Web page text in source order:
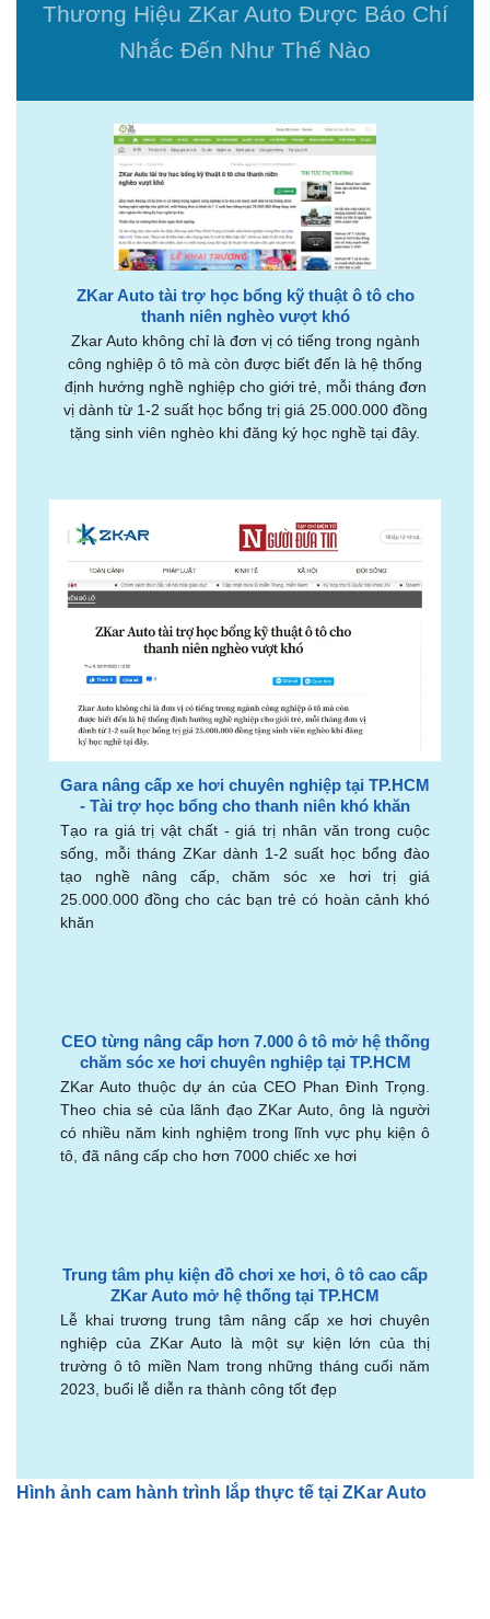
Thương Hiệu ZKar Auto Được Báo Chí
Nhắc Đến Như Thế Nào
ZKar Auto tài trợ học bổng kỹ thuật ô tô cho
thanh niên nghèo vượt khó
Zkar Auto không chỉ là đơn vị có tiếng trong ngành
công nghiệp ô tô mà còn được biết đến là hệ thống
định hướng nghề nghiệp cho giới trẻ, mỗi tháng đơn
vị dành từ 1-2 suất học bổng trị giá 25.000.000 đồng
tặng sinh viên nghèo khi đăng ký học nghề tại đây.
Gara nâng cấp xe hơi chuyên nghiệp tại TP.HCM
- Tài trợ học bổng cho thanh niên khó khăn
Tạo ra giá trị vật chất - giá trị nhân văn trong cuộc
sống, mỗi tháng ZKar dành 1-2 suất học bổng đào
tạo nghề nâng cấp, chăm sóc xe hơi trị giá
25.000.000 đồng cho các bạn trẻ có hoàn cảnh khó
khăn
CEO từng nâng cấp hơn 7.000 ô tô mở hệ thống
chăm sóc xe hơi chuyên nghiệp tại TP.HCM
ZKar Auto thuộc dự án của CEO Phan Đình Trọng.
Theo chia sẻ của lãnh đạo ZKar Auto, ông là người
có nhiều năm kinh nghiệm trong lĩnh vực phụ kiện ô
tô, đã nâng cấp cho hơn 7000 chiếc xe hơi
Trung tâm phụ kiện đồ chơi xe hơi, ô tô cao cấp
ZKar Auto mở hệ thống tại TP.HCM
Lễ khai trương trung tâm nâng cấp xe hơi chuyên
nghiệp của ZKar Auto là một sự kiện lớn của thị
trường ô tô miền Nam trong những tháng cuối năm
2023, buổi lễ diễn ra thành công tốt đẹp
Hình ảnh cam hành trình lắp thực tế tại ZKar Auto